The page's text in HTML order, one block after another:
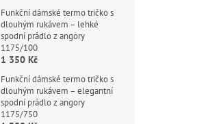
Funkční dámské termo tričko s
dlouhým rukávem – lehké
spodní prádlo z angory
1175/100
1 350 Kč
Funkční dámské termo tričko s
dlouhým rukávem – elegantní
spodní prádlo z angory
1175/750